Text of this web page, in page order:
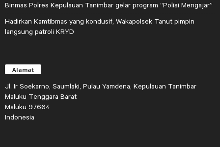
Binmas Polres Kepulauan Tanimbar gelar program “Polisi Mengajar”
Hadirkan Kamtibmas yang kondusif, Wakapolsek Tanut pimpin
langsung patroli KRYD
Alamat
Jl. Ir Soekarno, Saumlaki, Pulau Yamdena, Kepulauan Tanimbar
Maluku Tenggara Barat
Maluku 97664
Indonesia